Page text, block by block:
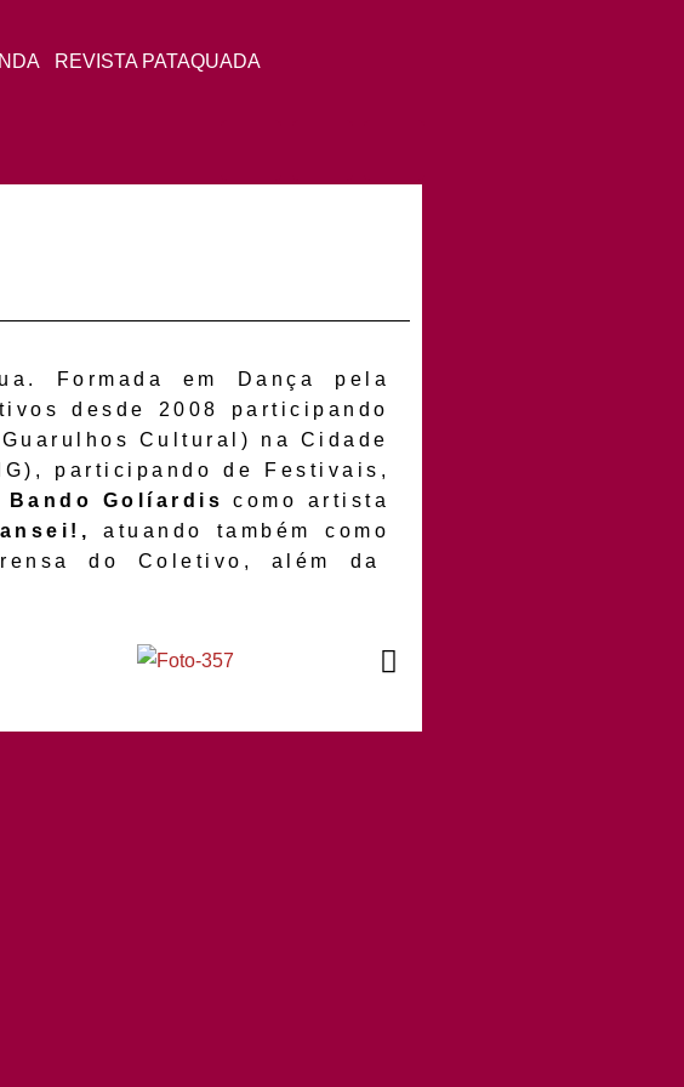
REVISTA PATAQUADA
Formada em Dança pela
desde 2008 participando
Cultural) na Cidade
participando de Festivais,
Bando Golíardiscomo artista
atuando também como
do Coletivo, além da